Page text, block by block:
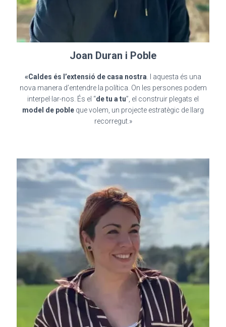
Joan Duran i Poble
«Caldes és l’extensió de casa nostra . I aquesta és una
nova manera d’entendre la política. On les persones podem
interpel·lar-nos. És el “de tu a tu”, el construir plegats el
model de poble que volem, un projecte estratègic de llarg
recorregut.»